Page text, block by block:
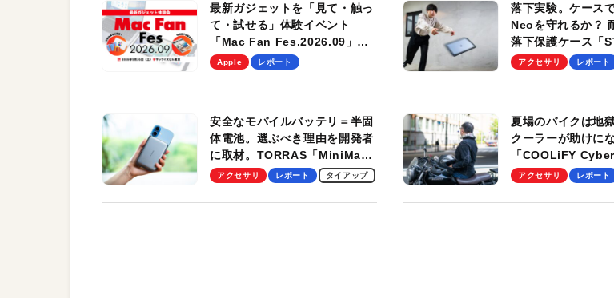
最新ガジェットを「見て・触っ
て・試せる」体験イベント
「Mac Fan Fes.2026.09」
を、9月26日（土）に開催しま
Apple レポート
落下実験。ケース
Neoを守れるか？
落下保護ケース「
Ultra」を検証。学
適！
アクセサリ レポート
安全なモバイルバッテリ＝半固
体電池。選ぶべき理由を開発者
に取材。TORRAS「MiniMag
Pro」の実機レビューも
アクセサリ レポート タイアップ
夏場のバイクは地
クーラーが助けに
「COOLiFY
ビュー。冷却の速
性がグッド！
アクセサリ レポート